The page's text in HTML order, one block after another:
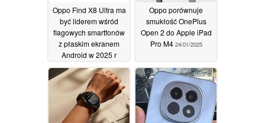
Oppo Find X8 Ultra ma
być liderem wśród
flagowych smartfonów
z płaskim ekranem
Android w 2025 r
26/01/2025
Oppo porównuje
smukłość OnePlus
Open 2 do Apple iPad
Pro M4 24/01/2025